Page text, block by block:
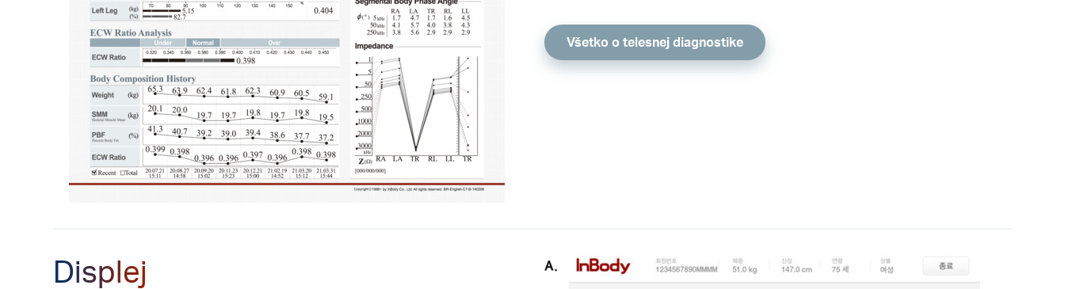
Všetko o telesnej diagnostike
Displej